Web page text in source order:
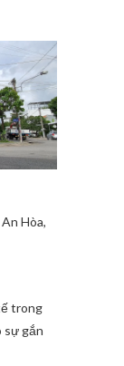
Hòa,
trong
sự gắn